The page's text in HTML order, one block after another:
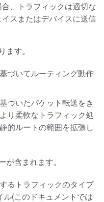
、トラフィックは適切な
スまたはデバイスに送信
ます。
づいてルーティング動作
づいたパケット転送をき
り柔軟なトラフィック処
的ルートの範囲を拡張し
が含まれます。
るトラフィックのタイプ
ル(このドキュメントでは